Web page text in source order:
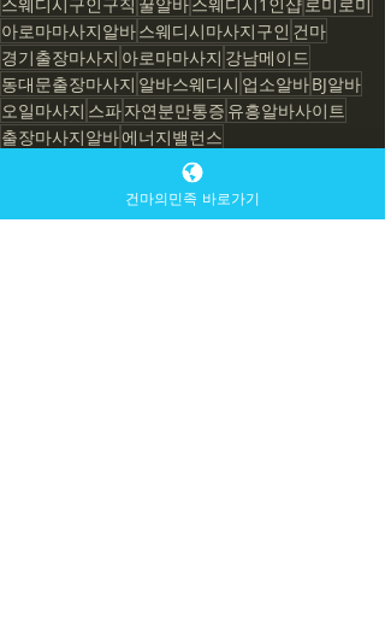
아로마마사지알바스웨디시마사지구인 건마
경기출장마사지 아로마마사지 강남메이드
동대문출장마사지 알바스웨디시 업소알바BJ알바
오일마사지 스파자연분만통증 유흥알바사이트
출장마사지알바에너지밸런스
에너지밸런스
건마의민족 바로가기